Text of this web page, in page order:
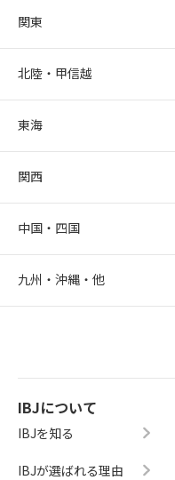
関東
北陸・甲信越
東海
関西
中国・四国
九州・沖縄・他
IBJについて
IBJを知る
IBJが選ばれる理由